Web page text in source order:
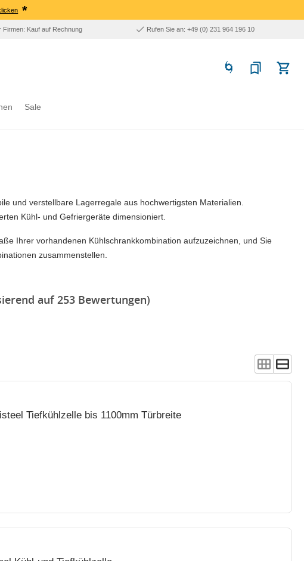
*
Firmen: Kauf auf Rechnung Rufen Sie an: +49 (0) 231 964 196 10
Sale
und verstellbare Lagerregale aus hochwertigsten Materialien.
Kühl- und Gefriergeräte dimensioniert.
Ihrer vorhandenen Kühlschrankkombination aufzuzeichnen, und Sie
zusammenstellen.
auf 253 Bewertungen)
Tiefkühlzelle bis 1100mm Türbreite